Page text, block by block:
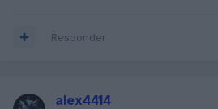
Responder
alex4414